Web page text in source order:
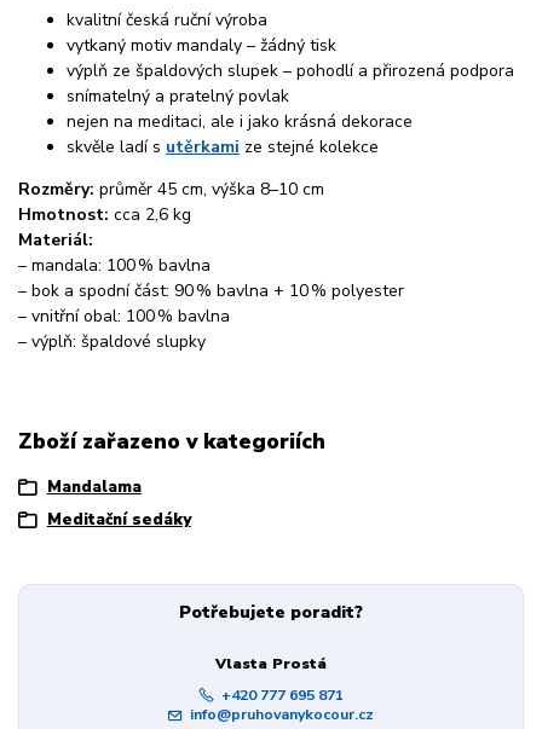
kvalitní česká ruční výroba
vytkaný motiv mandaly – žádný tisk
výplň ze špaldových slupek – pohodlí a přirozená podpora
snímatelný a pratelný povlak
nejen na meditaci, ale i jako krásná dekorace
skvěle ladí s utěrkami ze stejné kolekce
Rozměry: průměr 45 cm, výška 8–10 cm
Hmotnost: cca 2,6 kg
Materiál:
– mandala: 100 % bavlna
– bok a spodní část: 90 % bavlna + 10 % polyester
– vnitřní obal: 100 % bavlna
– výplň: špaldové slupky
Zboží zařazeno v kategoriích
Mandalama
Meditační sedáky
Potřebujete poradit?
Vlasta Prostá
+420 777 695 871
info@pruhovanykocour.cz